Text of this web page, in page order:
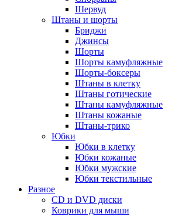
Шервуд
Штаны и шорты
Бриджи
Джинсы
Шорты
Шорты камуфляжные
Шорты-боксеры
Штаны в клетку
Штаны готические
Штаны камуфляжные
Штаны кожаные
Штаны-трико
Юбки
Юбки в клетку
Юбки кожаные
Юбки мужские
Юбки текстильные
Разное
CD и DVD диски
Коврики для мыши